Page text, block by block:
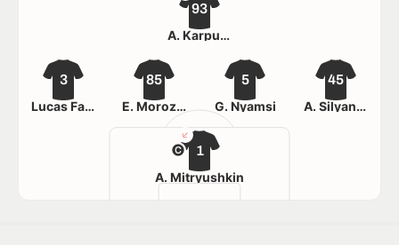
1
A. Mitryushkin
3
Lucas Fasson
85
E. Morozov
5
G. Nyamsi
45
A. Silyanov
93
A. Karpukas